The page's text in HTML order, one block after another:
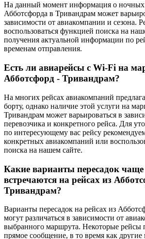
На данный момент информация о ночных
Абботсфорда в Тривандрам может
зависимости от авиакомпании и сезона.
воспользоваться функцией поиска на
получения актуальной информации по
временам отправления.
Есть ли авиарейсы с Wi-Fi на
Абботсфорд - Тривандрам?
На многих рейсах авиакомпаний
борту, однако наличие этой услуги на
Тривандрам может варьироваться в
перевозчика и конкретного рейса. Для
по интересующему вас рейсу
конкретных авиакомпаний или
поиска на нашем сайте.
Какие варианты пересадок чаще
встречаются на рейсах из
Тривандрам?
Варианты пересадок на рейсах из
могут различаться в зависимости от
выбранного маршрута. Некоторые рейсы
прямое сообщение, в то время как другие